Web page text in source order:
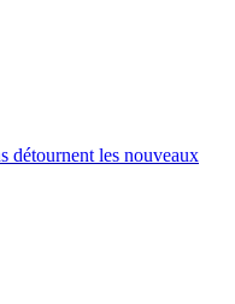
détournent les nouveaux